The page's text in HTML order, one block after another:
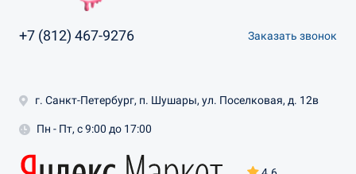
+7 (812) 467-9276 Заказать звонок
г. Санкт-Петербург, п. Шушары, ул. Поселковая, д. 12в
Пн - Пт, с 9:00 до 17:00